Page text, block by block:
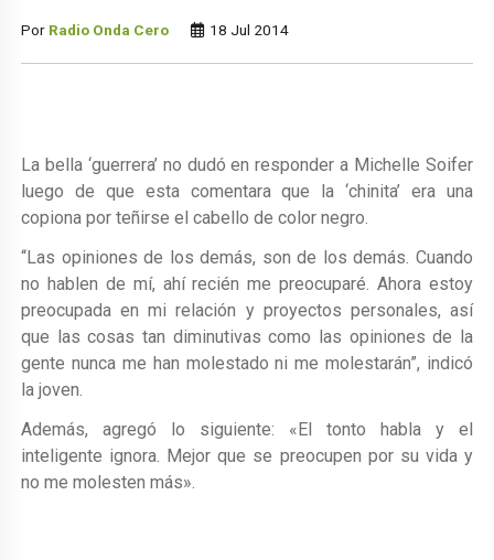
Por Radio Onda Cero 18 Jul 2014
La bella ‘guerrera’ no dudó en responder a Michelle Soifer
luego de que esta comentara que la ‘chinita’ era una
copiona por teñirse el cabello de color negro.
“Las opiniones de los demás, son de los demás. Cuando
no hablen de mí, ahí recién me preocuparé. Ahora estoy
preocupada en mi relación y proyectos personales, así
que las cosas tan diminutivas como las opiniones de la
gente nunca me han molestado ni me molestarán”, indicó
la joven.
Además, agregó lo siguiente: «El tonto habla y el
inteligente ignora. Mejor que se preocupen por su vida y
no me molesten más».